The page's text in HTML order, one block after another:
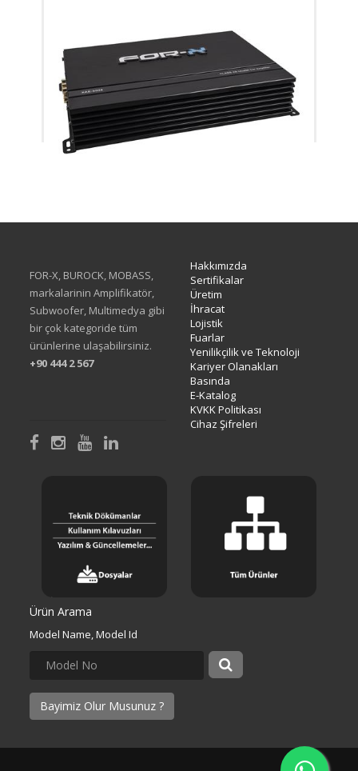
FOR-X, BUROCK, MOBASS,
markalarinin Amplifikatör,
Subwoofer, Multimedya gibi
bir çok kategoride tüm
ürünlerine ulaşabilirsiniz.
+90 444 2 567
Hakkımızda
Sertifikalar
Üretim
İhracat
Lojistik
Fuarlar
Yenilikçilik ve Teknoloji
Kariyer Olanakları
Basında
E-Katalog
KVKK Politikası
Cihaz Şifreleri
Ürün Arama
Model Name, Model Id
Bayimiz Olur Musunuz ?